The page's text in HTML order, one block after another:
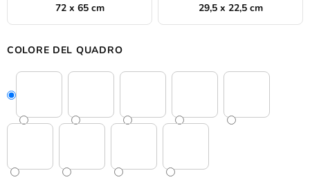
72 x 65 cm 29,5 x 22,5 cm
COLORE DEL QUADRO